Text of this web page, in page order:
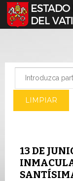
Seleccione su idioma
LIMPIAR
13 DE